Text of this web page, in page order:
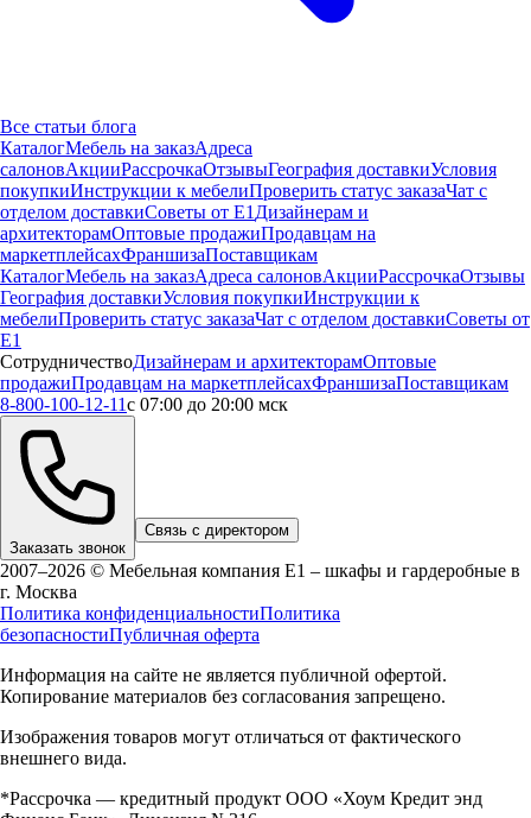
Все статьи блога
КаталогМебель на заказАдреса
салоновАкцииРассрочкаОтзывыГеография доставкиУсловия
покупкиИнструкции к мебелиПроверить статус заказаЧат с
отделом доставкиСоветы от Е1 Дизайнерам и
архитекторамОптовые продажиПродавцам на
маркетплейсахФраншизаПоставщикам
КаталогМебель на заказАдреса салоновАкцииРассрочкаОтзывы
География доставкиУсловия покупкиИнструкции к
мебелиПроверить статус заказаЧат с отделом доставкиСоветы от
Е1
СотрудничествоДизайнерам и архитекторамОптовые
продажиПродавцам на маркетплейсахФраншизаПоставщикам
8-800-100-12-11с 07:00 до 20:00 мск
Заказать звонок
Связь с директором
2007–2026 © Мебельная компания Е1 – шкафы и гардеробные в
г. Москва
Политика конфиденциальностиПолитика
безопасностиПубличная оферта
Информация на сайте не является публичной офертой.
Копирование материалов без согласования запрещено.
Изображения товаров могут отличаться от фактического
внешнего вида.
*Рассрочка — кредитный продукт ООО «Хоум Кредит энд